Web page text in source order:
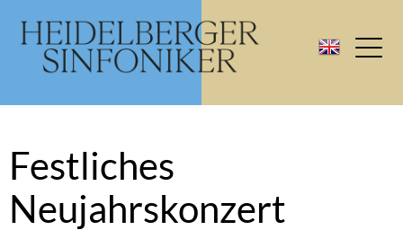
Festliches
Neujahrskonzert